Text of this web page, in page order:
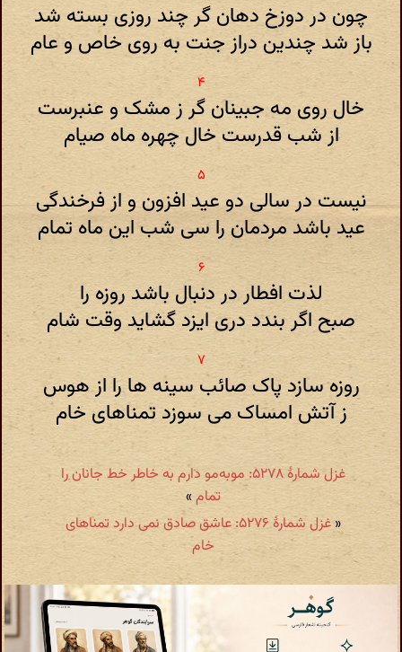
چون در دوزخ دهان گر چند روزی بسته شد
باز شد چندین دراز جنت به روی خاص و عام
خال روی مه جبینان گر ز مشک و عنبرست
از شب قدرست خال چهره ماه صیام
نیست در سالی دو عید افزون و از فرخندگی
عید باشد مردمان را سی شب این ماه تمام
لذت افطار در دنبال باشد روزه را
صبح اگر بندد دری ایزد گشاید وقت شام
روزه سازد پاک صائب سینه ها را از هوس
ز آتش امساک می سوزد تمناهای خام
غزل شمارهٔ ۵۲۷۸: موبه‌مو دارم به خاطر خط جانان را
تمام»
«
غزل شمارهٔ ۵۲۷۶: عاشق صادق نمی دارد تمناهای
خام